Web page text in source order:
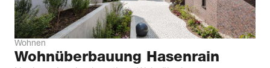
Wohnen
Wohnüberbauung Hasenrain